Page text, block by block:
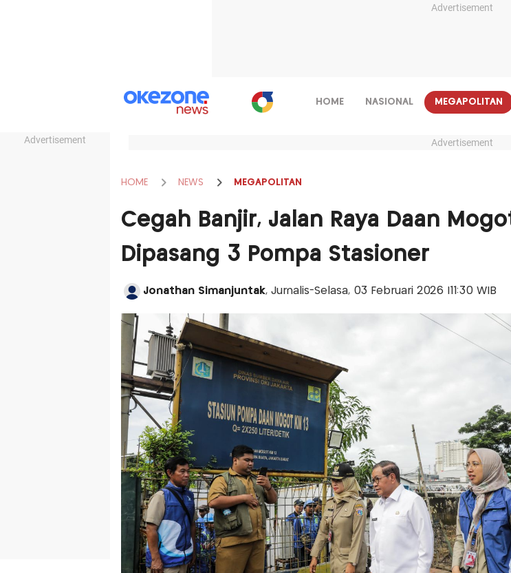
Advertisement
Advertisement
HOME NASIONAL MEGAPOLITAN
Advertisement
HOME NEWS MEGAPOLITAN
Cegah Banjir, Jalan Raya Daan
Dipasang 3 Pompa Stasioner
Jonathan Simanjuntak, Jurnalis-Selasa, 03 Februari 2026 |11:30 WIB